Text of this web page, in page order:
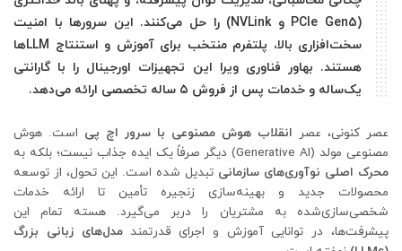
(PCIe Gen5 و NVLink) را حل می‌کنند. این سرورها با امنیت
سخت‌افزاری بالا، پلتفرم منتخب برای آموزش و استنتاج LLMها
هستند. بهاور فناوری ویرا این تجهیزات اورجینال را با گارانتی
یک‌ساله و خدمات پس از فروش ۵ ساله تخصصی ارائه می‌دهد.
عصر کنونی، عصر انقلاب هوش مصنوعی با سرور اچ پی است. هوش
مصنوعی مولد (Generative AI) دیگر صرفاً یک ایده جذاب نیست؛ بلکه به
محرک اصلی نوآوری‌های سازمانی تبدیل شده است. این تحول، از توسعه
محصولات جدید و بهینه‌سازی زنجیره تأمین تا ارائه خدمات
شخصی‌سازی‌شده به مشتریان را دربر می‌گیرد. هسته تمام این
پیشرفت‌ها، در توانایی آموزش و اجرای قدرتمندمدل‌های زبانی بزرگ